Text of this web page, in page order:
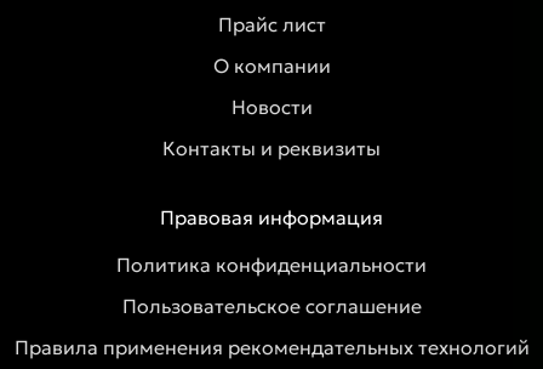
Прайс лист
О компании
Новости
Контакты и реквизиты
Правовая информация
Политика конфиденциальности
Пользовательское соглашение
Правила применения рекомендательных технологий